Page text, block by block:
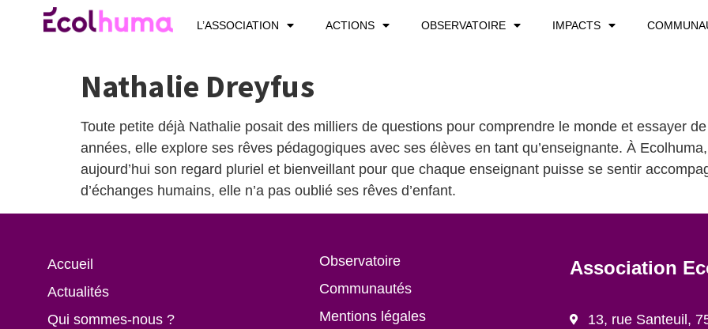
L’ASSOCIATION ACTIONS OBSERVATOIRE IMPACTS
Nathalie Dreyfus
Toute petite déjà Nathalie posait des milliers de questions pour comprendre le monde et essayer
années, elle explore ses rêves pédagogiques avec ses élèves en tant qu’enseignante. À
aujourd’hui son regard pluriel et bienveillant pour que chaque enseignant puisse se sentir
d’échanges humains, elle n’a pas oublié ses rêves d’enfant.
Accueil
Actualités
Qui sommes-nous ?
Observatoire
Communautés
Mentions légales
Association
13, rue Santeuil,